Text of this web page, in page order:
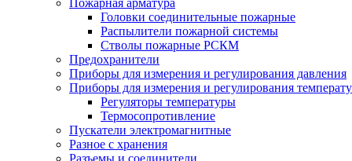
Головки соединительные пожарные
Распылители пожарной системы
Стволы пожарные РСКМ
Предохранители
Приборы для измерения и регулирования давления
Приборы для измерения и регулирования
Регуляторы температуры
Термосопротивление
Пускатели электромагнитные
Разное с хранения
Разъемы и соединители